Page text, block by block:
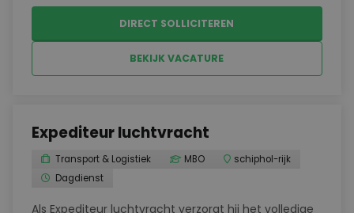
klantcontact bij afleveringenVerantwoordelijk voor
het netjes en veilig besturen van de
vrachtwagenMeewerken aan ...
DIRECT SOLLICITEREN
BEKIJK VACATURE
Expediteur luchtvracht
Transport & Logistiek MBO
schiphol-rijk
Dagdienst
Als Expediteur luchtvracht verzorgt hij het volledige